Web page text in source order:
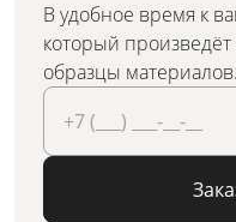
В удобное время к
который
образцы материалов.